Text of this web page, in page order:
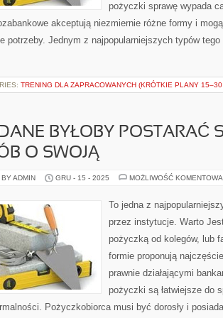
pożyczki sprawę wypada
akceptują niezmiernie różne formy i
potrzeby. Jednym z najpopularniejszych typów
TRENING DLA ZAPRACOWANYCH (KRÓTKIE PLANY
BYŁOBY POSTARAĆ
O SWOJĄ
ADMIN GRU - 15 - 2025 MOŻLIWOŚĆ
To jedna z
przez instytucje. Warto
pożyczką od kolegów, lub
formie proponują
prawnie działającymi
pożyczki są łatwiejsze do
Pożyczkobiorca musi być dorosły i